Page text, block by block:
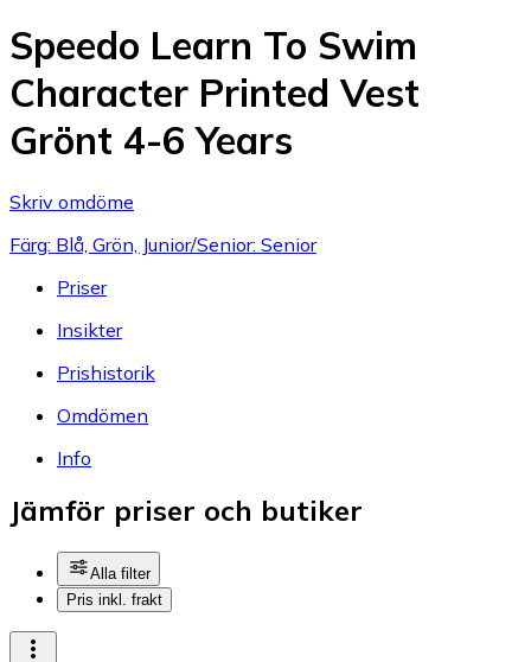
Speedo Learn To Swim
Character Printed Vest
Grönt 4-6 Years
Skriv omdöme
Färg: Blå, Grön, Junior/Senior: Senior
Priser
Insikter
Prishistorik
Omdömen
Info
Jämför priser och butiker
Alla filter
Pris inkl. frakt